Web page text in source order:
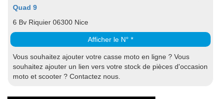
Quad 9
6 Bv Riquier 06300 Nice
Afficher le N° *
Vous souhaitez ajouter votre casse moto en ligne ? Vous
souhaitez ajouter un lien vers votre stock de pièces d'occasion
moto et scooter ? Contactez nous.